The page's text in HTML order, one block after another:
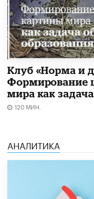
Клуб «Норма и
Формирование
мира как
120 МИН.
АНАЛИТИКА